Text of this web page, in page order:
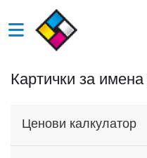
Картички за имена
Ценови калкулатор